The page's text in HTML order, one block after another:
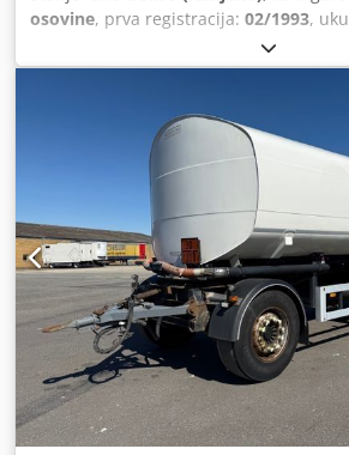
osovine, prva registracija: 02/1993,
2.500 mm
ovjes:zrak, stanje guma:50 postotak,